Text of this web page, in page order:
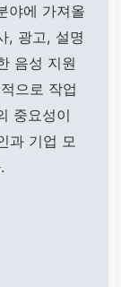
야에 가져올
, 광고, 설명
음성 지원
으로 작업
중요성이
과 기업 모